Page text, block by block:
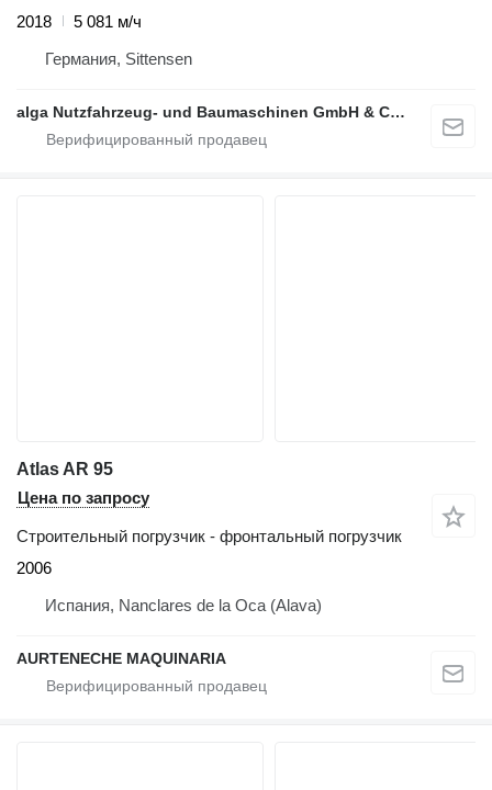
2018
5 081 м/ч
Германия, Sittensen
alga Nutzfahrzeug- und Baumaschinen GmbH & Co. KG
Atlas AR 95
Цена по запросу
Строительный погрузчик - фронтальный погрузчик
2006
Испания, Nanclares de la Oca (Alava)
AURTENECHE MAQUINARIA